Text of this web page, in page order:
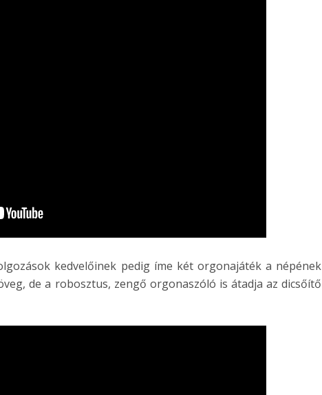
kedvelőinek pedig íme két orgonajáték a népének
de a robosztus, zengő orgonaszóló is átadja az dicsőítő